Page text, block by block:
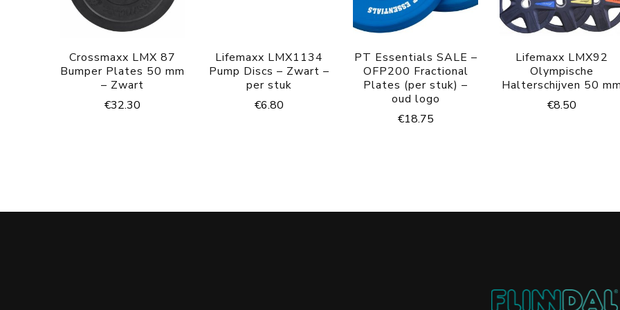
Crossmaxx LMX 87
Bumper Plates 50 mm
– Zwart
€32.30
Lifemaxx LMX1134
Pump Discs – Zwart –
per stuk
€6.80
PT Essentials SALE –
OFP200 Fractional
Plates (per stuk) –
oud logo
€18.75
Lifemaxx LMX92
Olympische
Halterschijven 50
€8.50